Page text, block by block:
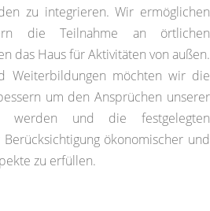
zu integrieren. Wir ermöglichen
die Teilnahme an örtlichen
das Haus für Aktivitäten von außen.
Weiterbildungen möchten wir die
um den Ansprüchen unserer
werden und die festgelegten
ökonomischer und
zu erfüllen.